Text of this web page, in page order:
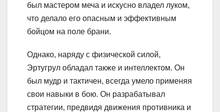
был мастером меча и искусно владел луком,
что делало его опасным и эффективным
бойцом на поле брани.
Однако, наряду с физической силой,
Эртугрул обладал также и интеллектом. Он
был мудр и тактичен, всегда умело применяя
свои навыки в бою. Он разрабатывал
стратегии, предвидя движения противника и